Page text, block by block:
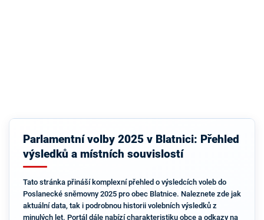
Parlamentní volby 2025 v Blatnici: Přehled
výsledků a místních souvislostí
Tato stránka přináší komplexní přehled o výsledcích voleb do
Poslanecké sněmovny 2025 pro obec Blatnice. Naleznete zde jak
aktuální data, tak i podrobnou historii volebních výsledků z
minulých let. Portál dále nabízí charakteristiku obce a odkazy na